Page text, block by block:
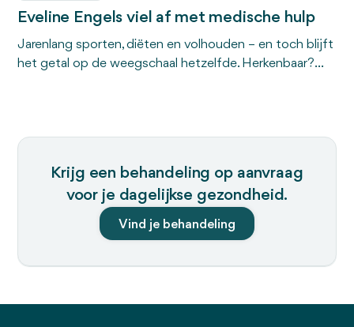
Eveline Engels viel af met medische hulp
Jarenlang sporten, diëten en volhouden – en toch blijft
het getal op de weegschaal hetzelfde. Herkenbaar?
dit jaar besluit het anders aan te pakken: met medische
Krijg een behandeling op aanvraag
voor je dagelijkse gezondheid.
Vind je behandeling